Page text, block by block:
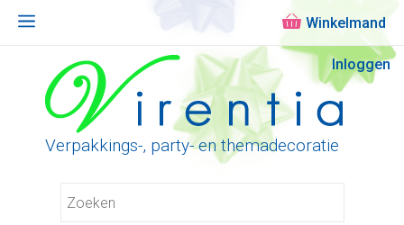
Inloggen
Verpakkings-, party- en themadecoratie
Menu